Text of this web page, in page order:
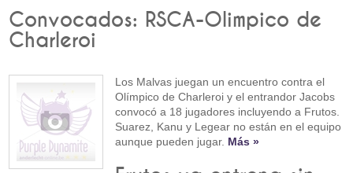
Convocados: RSCA-Olimpico de
Charleroi
Los Malvas juegan un encuentro contra el
Olímpico de Charleroi y el entrandor Jacobs
convocó a 18 jugadores incluyendo a Frutos.
Suarez, Kanu y Legear no están en el equipo
aunque pueden jugar. Más »